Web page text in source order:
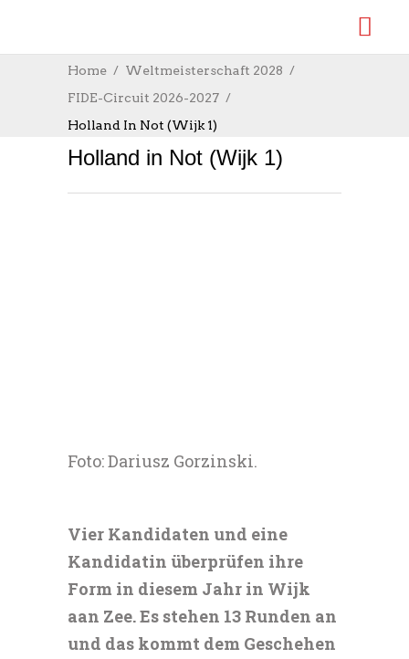
Home
Weltmeisterschaft 2028
FIDE-Circuit 2026-2027
Holland In Not (Wijk 1)
Holland in Not (Wijk 1)
Foto: Dariusz Gorzinski.
Vier Kandidaten und eine
Kandidatin überprüfen ihre
Form in diesem Jahr in Wijk
aan Zee. Es stehen 13 Runden an
und das kommt dem Geschehen